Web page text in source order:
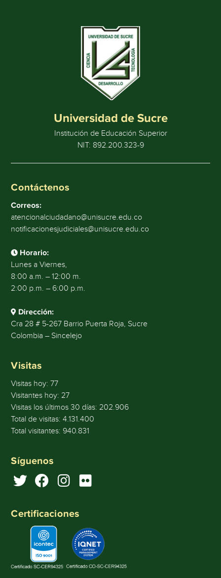
Universidad de Sucre
Institución de Educación Superior
NIT: 892.200.323-9
Contáctenos
Correos:
atencionalciudadano@unisucre.edu.co
notificacionesjudiciales@unisucre.edu.co
Horario:
Lunes a Viernes,
8:00 a.m. – 12:00 m.
2:00 p.m. – 6:00 p.m.
Dirección:
Cra 28 # 5-267 Barrio Puerta Roja, Sucre
Colombia – Sincelejo
Visitas
Visitas hoy:77
Visitantes hoy: 27
Visitas los últimos 30 días: 202.906
Total de visitas:4.131.400
Total visitantes: 940.831
Síguenos
Certificaciones